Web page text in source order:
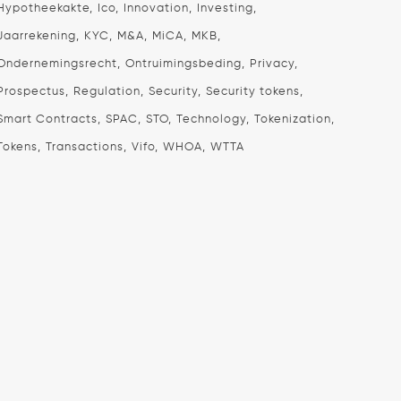
Ico Innovation Investing
KYC M&A MiCA MKB
Ontruimingsbeding Privacy
Regulation Security Security tokens
Contracts SPAC STO Technology Tokenization
Transactions Vifo WHOA WTTA